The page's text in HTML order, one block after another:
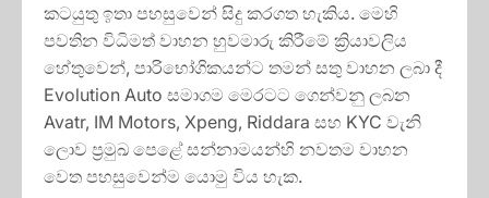
කටයුතු ඉතා පහසුවෙන් සිදු කරගත හැකිය. මෙහි
පවතින විධිමත් වාහන හුවමාරු කිරීමේ ක්‍රියාවලිය
හේතුවෙන්, පාරිභෝගිකයන්ට තමන් සතු වාහන ලබා දී
Evolution Auto සමාගම මෙරටට ගෙන්වනු ලබන
Avatr, IM Motors, Xpeng, Riddara සහ KYC වැනි
ලොව ප්‍රමුඛ පෙළේ සන්නාමයන්හි නවතම වාහන
වෙත පහසුවෙන්ම යොමු විය හැක.